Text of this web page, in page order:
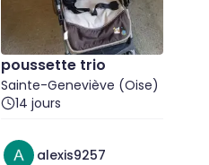
poussette trio
Sainte-Geneviève (Oise)
14 jours
alexis9257